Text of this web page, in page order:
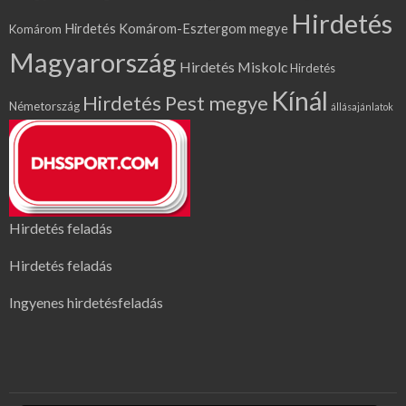
Komárom Hirdetés Komárom-Esztergom megye Hirdetés
Magyarország Hirdetés MiskolcHirdetés
Németország Hirdetés Pest megye Kínál állásajánlatok
Hirdetés feladás
Hirdetés feladás
Ingyenes hirdetésfeladás